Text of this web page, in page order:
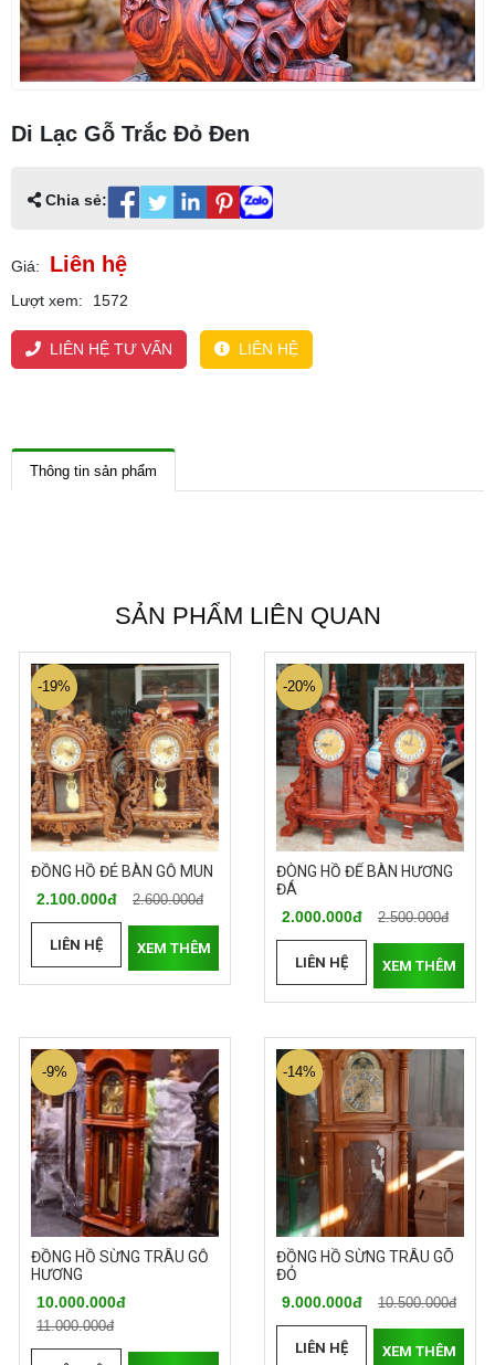
Di Lạc Gỗ Trắc Đỏ Đen
Chia sẻ:
Giá: Liên hệ
Lượt xem: 1572
LIÊN HỆ TƯ VẤN LIÊN HỆ
Thông tin sản phẩm
SẢN PHẨM LIÊN QUAN
ĐỒNG HỒ ĐẺ BÀN GỖ MUN
2.100.000đ
2.600.000đ
-19%
LIÊN HỆ XEM THÊM
ĐÒNG HỒ ĐỂ BÀN HƯƠNG
ĐÁ
2.000.000đ
2.500.000đ
-20%
LIÊN HỆ XEM THÊM
ĐỒNG HỒ SỪNG TRÂU GỖ
HƯƠNG
10.000.000đ
11.000.000đ
-9%
ĐỒNG HỒ SỪNG TRÂU GÕ
ĐỎ
9.000.000đ
10.500.000đ
-14%
LIÊN HỆ XEM THÊM